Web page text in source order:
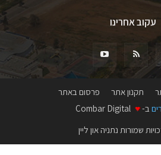
עקוב אחרינו
תקנון אתר
פרסום באתר
ב- ♥
שמורות נתניה און ליין